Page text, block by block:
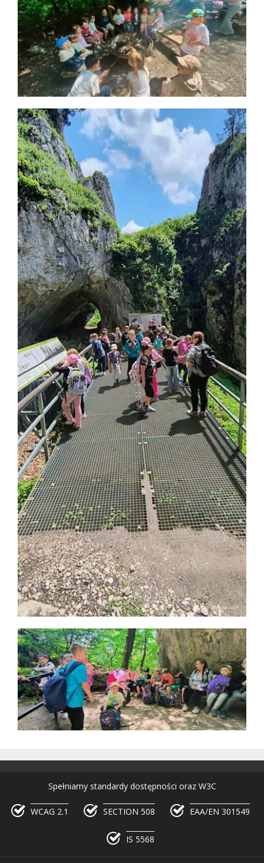
Spełniamy standardy dostępności oraz W3C
WCAG 2.1 SECTION 508 EAA/EN 301549
IS 5568